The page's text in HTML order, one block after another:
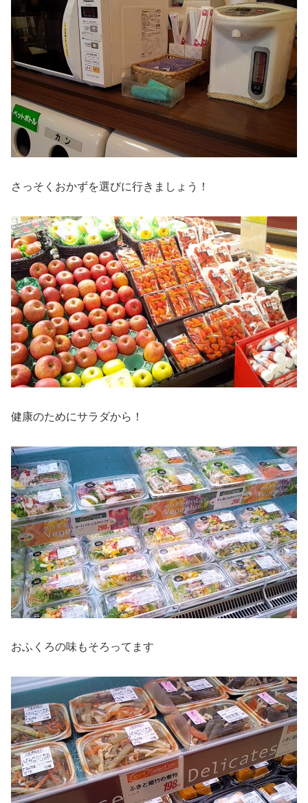
さっそくおかずを選びに行きましょう！
健康のためにサラダから！
おふくろの味もそろってます